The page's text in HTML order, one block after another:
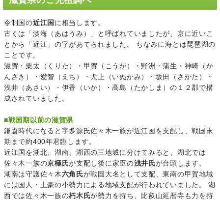
令制国の近江国 に相当します。
古くは「淡海（あはうみ）」と呼ばれていましたが、京に近いこ
とから「近江」の字があてられました。 ちなみに海とは琵琶湖の
ことです。
滋賀・栗太（くりた）・甲賀（こうが）・野洲・蒲生・神崎（か
んざき）・愛智（えち）・犬上（いぬかみ）・坂田（さかた）・
浅井（あさい）・伊香（いか）・高島（たかしま）の１２郡で構
成されていました。
■戦国期以前の滋賀県
鎌倉時代になると宇多源氏佐々木一族が近江国を支配し、戦国末
期まで約400年君臨します。
近江国を湖北、湖南、湖西の三地域に分けてみると、湖北では
佐々木一族の京極氏が支配し後に家臣の浅井氏が台頭します。
湖南は守護佐々木六角氏が戦国大名として支配、東南の甲賀地域
には国人・土豪の小勢力による地域支配が行われていました。 湖
西では佐々木一族の朽木氏が勢力を持ち、比叡山延暦寺も力を持